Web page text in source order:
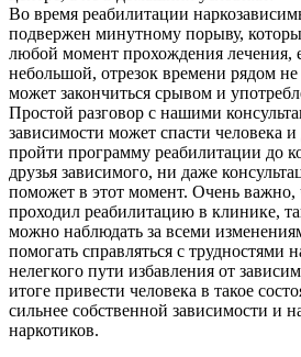
Во время реабилитации
подвержен минутному порыву,
любой момент прохождения лечения,
небольшой, отрезок времени рядом не
может закончиться срывом и
Простой разговор с нашими
зависимости может спасти человека
пройти программу реабилитации до
друзья зависимого, ни даже
поможет в этот момент. Очень важно,
проходил реабилитацию в клинике,
можно наблюдать за всеми
помогать справляться с трудностями
нелегкого пути избавления от
итоге привести человека в такое
сильнее собственной зависимости и
наркотиков.